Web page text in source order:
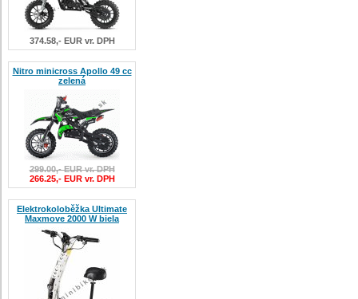
374.58,- EUR vr. DPH
Nitro minicross Apollo 49 cc
zelená
299.00,- EUR vr. DPH
266.25,- EUR vr. DPH
Elektrokoloběžka Ultimate
Maxmove 2000 W biela